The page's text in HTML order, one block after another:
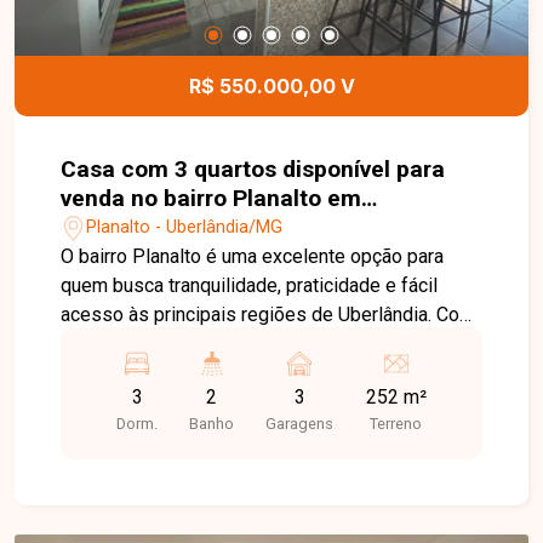
apartamento. Entre em contato para mais
informações e agende uma visita para conhecer
esta excelente oportunidade.
R$ 550.000,00 V
Casa com 3 quartos disponível para
venda no bairro Planalto em
Uberlândia-MG
Planalto - Uberlândia/MG
O bairro Planalto é uma excelente opção para
quem busca tranquilidade, praticidade e fácil
acesso às principais regiões de Uberlândia. Com
supermercados, escolas, farmácias, comércios e
diversos serviços, proporcionando qualidade de
vida e comodidade para toda a família. Excelente
3
Dorm.
2
Banho
3
Garagens
252 m²
Terreno